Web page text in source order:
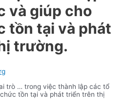
và giúp cho
tồn tại và phát
trường.
trò … trong việc thành lập các tổ
tồn tại và phát triển trên thị